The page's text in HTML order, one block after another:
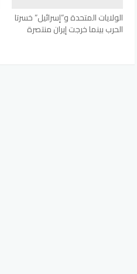
الولايات المتحدة و”إسرائيل” خسرتا
الحرب بينما خرجت إيران منتصرة